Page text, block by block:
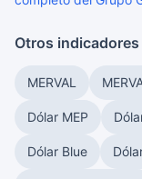
Otros
MERVAL
Dólar MEP
Dólar Blue